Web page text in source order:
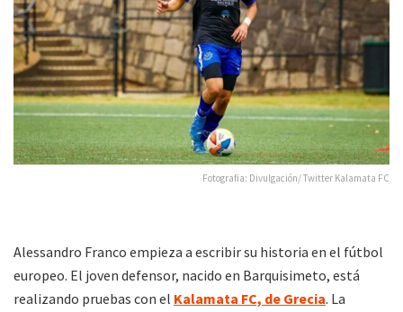
Fotografia: Divulgación/ Twitter Kalamata FC
Alessandro Franco empieza a escribir su historia en el fútbol
europeo. El joven defensor, nacido en Barquisimeto, está
realizando pruebas con el Kalamata FC, de Grecia. La